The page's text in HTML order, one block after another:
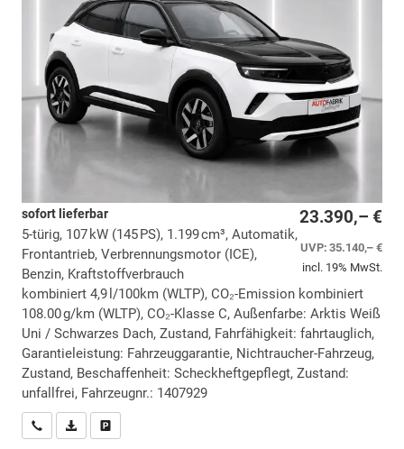
23.390,– €
UVP:35.140,– €
incl. 19% MwSt.
sofort lieferbar
5-türig, 107 kW (145 PS), 1.199 cm³, Automatik,
Frontantrieb, Verbrennungsmotor (ICE),
Benzin, Kraftstoffverbrauch
kombiniert 4,9 l/100km (WLTP), CO₂-Emission kombiniert
108.00 g/km (WLTP), CO₂-Klasse C, Außenfarbe: Arktis Weiß
Uni / Schwarzes Dach, Zustand, Fahrfähigkeit: fahrtauglich,
Garantieleistung: Fahrzeuggarantie, Nichtraucher-Fahrzeug,
Zustand, Beschaffenheit: Scheckheftgepflegt, Zustand:
unfallfrei, Fahrzeugnr.: 1407929
Wir rufen Sie anPDF-Datei, Fahrzeugexposé drucken